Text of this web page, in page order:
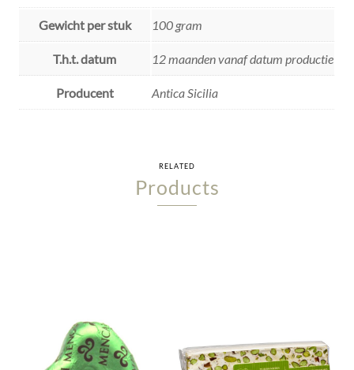
Gewicht per stuk 100 gram
T.h.t. datum 12 maanden vanaf datum productie
Producent Antica Sicilia
RELATED
Products